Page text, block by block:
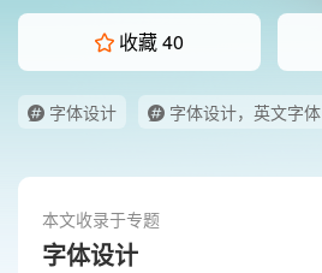
收藏40
字体设计 字体设计，英文字体
本文收录于专题
字体设计